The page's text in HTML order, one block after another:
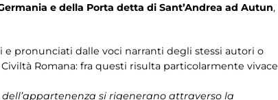
e della Porta detta di Sant’Andrea ad Autun,
pronunciati dalle voci narranti degli stessi autori o
Romana: fra questi risulta particolarmente vivace
si rigenerano attraverso la